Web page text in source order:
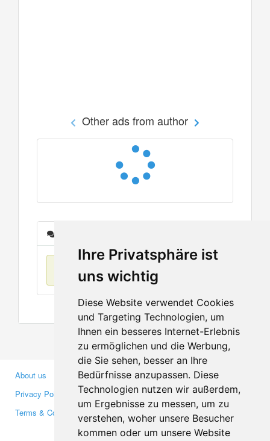
Ihre Privatsphäre ist
uns wichtig
Diese Website verwendet Cookies
und Targeting Technologien, um
Ihnen ein besseres Internet-Erlebnis
zu ermöglichen und die Werbung,
die Sie sehen, besser an Ihre
Bedürfnisse anzupassen. Diese
Technologien nutzen wir außerdem,
um Ergebnisse zu messen, um zu
verstehen, woher unsere Besucher
kommen oder um unsere Website
Other ads from author
No items found
About us
Privacy Policy
Terms & Conditions
Business Partners
Investors
Media